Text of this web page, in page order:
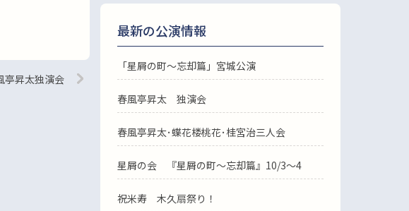
亭昇太独演会
最新の公演情報
「星屑の町～忘却篇」宮城公演
春風亭昇太 独演会
春風亭昇太･蝶花楼桃花･桂宮治三人会
星屑の会 『星屑の町～忘却篇』10/3～4
祝米寿 木久扇祭り！